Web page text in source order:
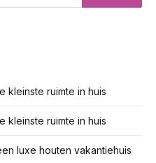
kleinste ruimte in huis
kleinste ruimte in huis
luxe houten vakantiehuis